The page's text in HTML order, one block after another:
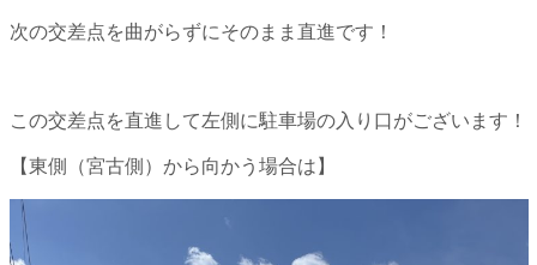
次の交差点を曲がらずにそのまま直進です！
この交差点を直進して左側に駐車場の入り口がございます！
【東側（宮古側）から向かう場合は】